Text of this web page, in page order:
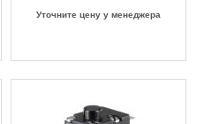
Уточните цену у менеджера